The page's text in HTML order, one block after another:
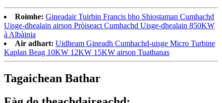
Roimhe: Gineadair Tuirbin Francis bho Shiostaman Cumhachd
Uisge-dhealain airson Pròiseact Cumhachd Uisge-dhealain 850KW
à Albàinia
Air adhart: Uidheam Gineadh Cumhachd-uisge Micro Turbine
Kaplan Beag 10KW 12KW 15KW airson Tuathanas
Tagaichean Bathar